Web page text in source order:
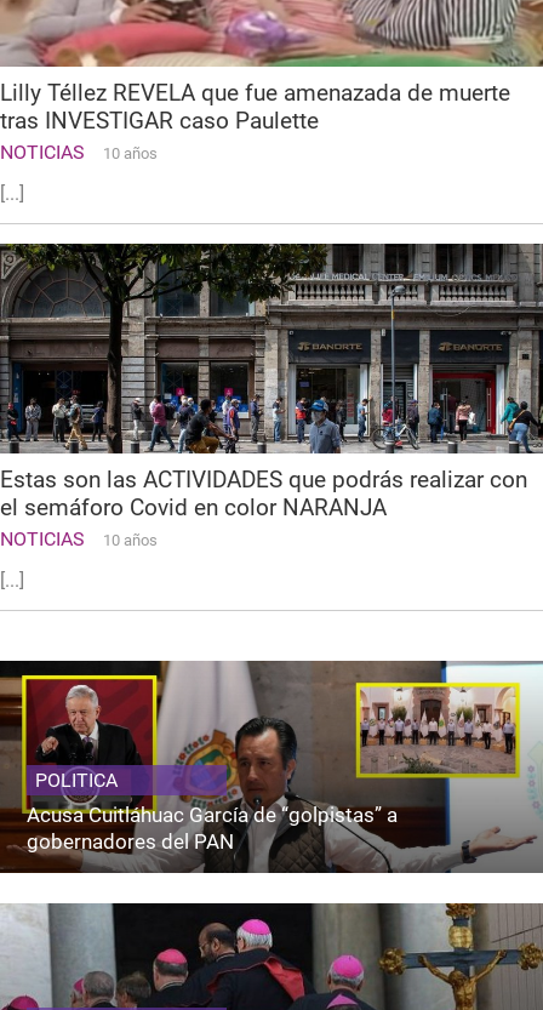
Lilly Téllez REVELA que fue amenazada de muerte
tras INVESTIGAR caso Paulette
NOTICIAS 10 años
[...]
Estas son las ACTIVIDADES que podrás realizar con
el semáforo Covid en color NARANJA
NOTICIAS 10 años
[...]
POLITICA
Acusa Cuitláhuac García de “golpistas” a
gobernadores del PAN